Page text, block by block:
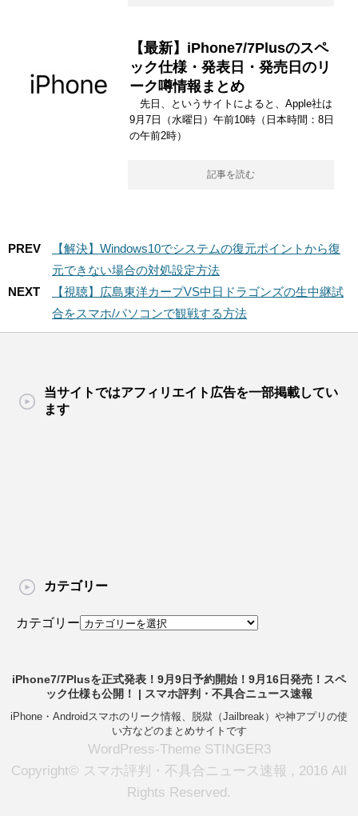
【最新】iPhone7/7Plusのスペ
ック仕様・発表日・発売日のリ
ーク噂情報まとめ
先日、というサイトによると、Apple社は
9月7日（水曜日）午前10時（日本時間：8日
の午前2時）
記事を読む
PREV
【解決】Windows10でシステムの復元ポイントから復
元できない場合の対処設定方法
NEXT
【視聴】広島東洋カープVS中日ドラゴンズの生中継試
合をスマホ/パソコンで観戦する方法
当サイトではアフィリエイト広告を一部掲載してい
ます
カテゴリー
カテゴリー
iPhone7/7Plusを正式発表！9月9日予約開始！9月16日発売！スペ
ック仕様も公開！ | スマホ評判・不具合ニュース速報
iPhone・Androidスマホのリーク情報、脱獄（Jailbreak）や神アプリの使
い方などのまとめサイトです
WordPress-Theme STINGER3
Copyright© スマホ評判・不具合ニュース速報 , 2016 All
Rights Reserved.